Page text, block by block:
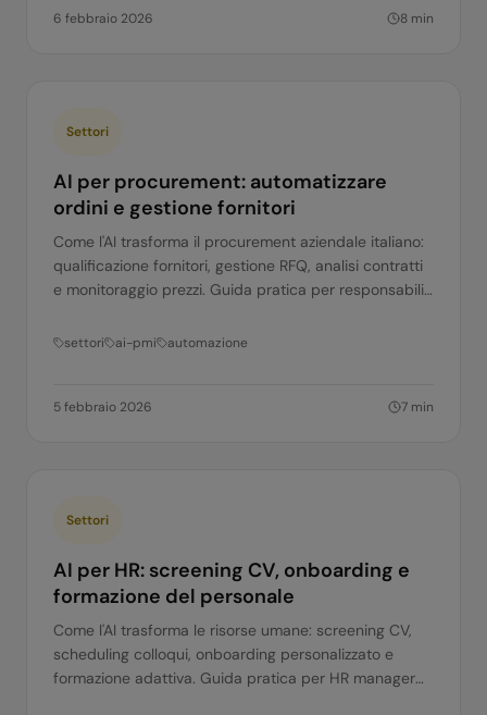
6 febbraio 2026 8 min
Settori
AI per procurement: automatizzare
ordini e gestione fornitori
Come l'AI trasforma il procurement aziendale italiano:
qualificazione fornitori, gestione RFQ, analisi contratti
e monitoraggio prezzi. Guida pratica per responsabili
settori ai-pmi automazione
5 febbraio 2026 7 min
Settori
AI per HR: screening CV, onboarding e
formazione del personale
Come l'AI trasforma le risorse umane: screening CV,
scheduling colloqui, onboarding personalizzato e
formazione adattiva. Guida pratica per HR manager